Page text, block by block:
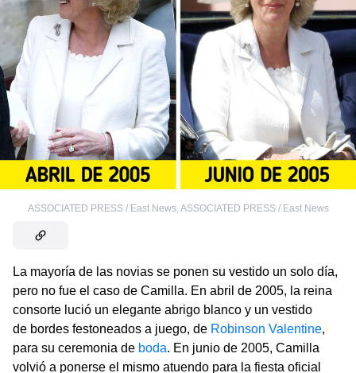
ASSOCIATED PRESS / East News, ASSOCIATED PRESS / East News
La mayoría de las novias se ponen su vestido un solo día,
pero no fue el caso de Camilla. En abril de 2005, la reina
consorte lució un elegante abrigo blanco y un vestido
de bordes festoneados a juego, de Robinson Valentine,
para su ceremonia de boda. En junio de 2005, Camilla
volvió a ponerse el mismo atuendo para la fiesta oficial